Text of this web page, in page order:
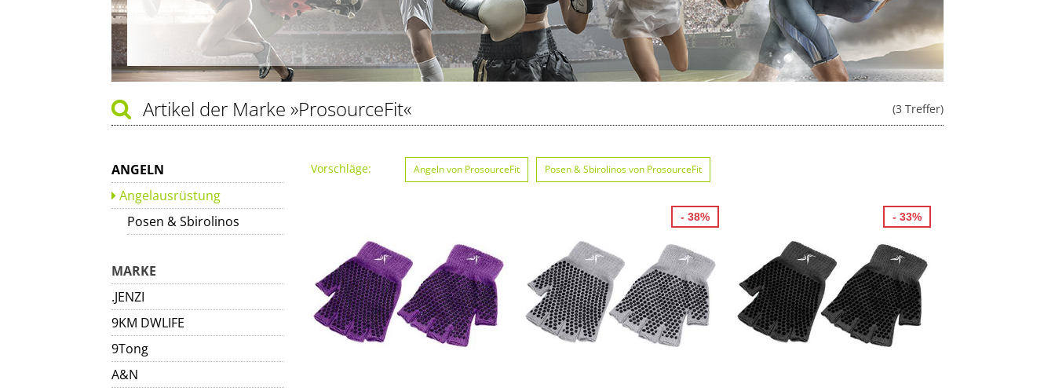
(3 Treffer)
Artikel der Marke »ProsourceFit«
ANGELN
Angelausrüstung
Posen & Sbirolinos
MARKE
.JENZI
9KM DWLIFE
9Tong
A&N
Vorschläge: Angeln von ProsourceFit Posen & Sbirolinos von ProsourceFit
- 38% - 33%